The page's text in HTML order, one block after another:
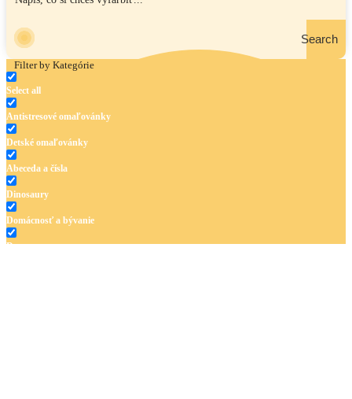
Search
Filter by Kategórie
Select all
Antistresové omaľovánky
Detské omaľovánky
Abeceda a čísla
Dinosaury
Domácnosť a bývanie
Doprava